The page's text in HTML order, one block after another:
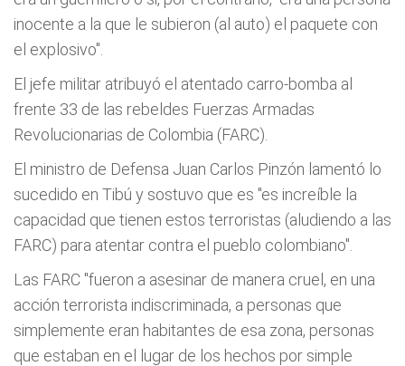
inocente a la que le subieron (al auto) el paquete con
el explosivo".
El jefe militar atribuyó el atentado carro-bomba al
frente 33 de las rebeldes Fuerzas Armadas
Revolucionarias de Colombia (FARC).
El ministro de Defensa Juan Carlos Pinzón lamentó lo
sucedido en Tibú y sostuvo que es "es increíble la
capacidad que tienen estos terroristas (aludiendo a las
FARC) para atentar contra el pueblo colombiano".
Las FARC "fueron a asesinar de manera cruel, en una
acción terrorista indiscriminada, a personas que
simplemente eran habitantes de esa zona, personas
que estaban en el lugar de los hechos por simple